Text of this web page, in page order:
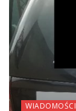
WIADOMOŚCI